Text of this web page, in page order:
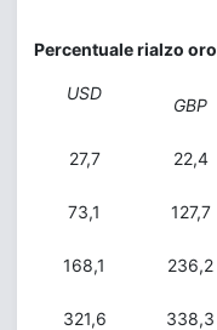
Percentuale rialzo oro
USD
GBP
27,7 22,4
73,1 127,7
168,1 236,2
321,6 338,3